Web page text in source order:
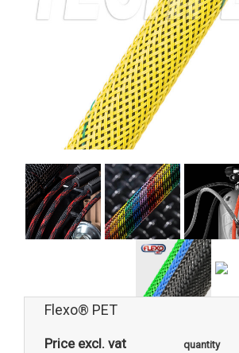
Flexo® PET
Price excl. vat quantity